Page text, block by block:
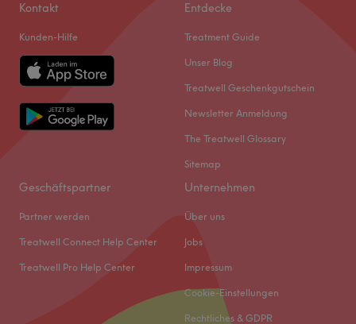
Kontakt
Kunden-Hilfe
Entdecke
Treatment Guide
Unser Blog
Treatwell Geschenkgutschein
Newsletter Anmeldung
The Treatwell Glossary
Sitemap
Geschäftspartner
Partner werden
Treatwell Connect Help Center
Treatwell Pro Help Center
Unternehmen
Über uns
Jobs
Impressum
Cookie-Einstellungen
Rechtliches & GDPR